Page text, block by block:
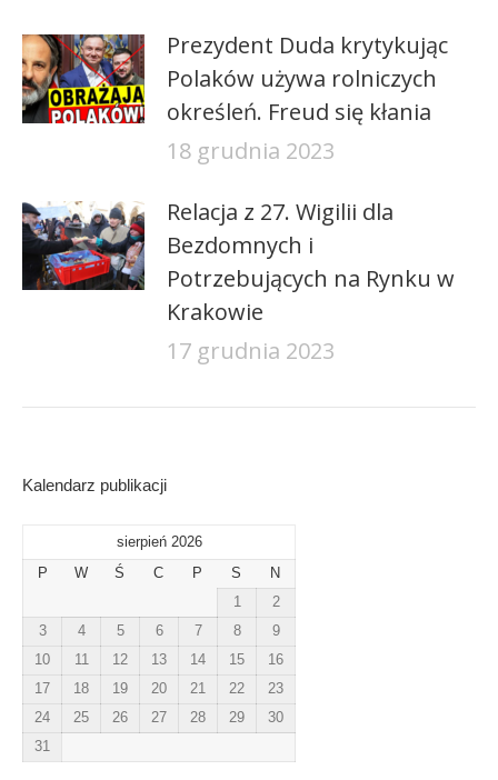
Prezydent Duda krytykując
Polaków używa rolniczych
określeń. Freud się kłania
18 grudnia 2023
Relacja z 27. Wigilii dla
Bezdomnych i
Potrzebujących na Rynku w
Krakowie
17 grudnia 2023
Kalendarz publikacji
sierpień 2026
P
W Ś C P S
N
1
2
3
4 5 6 7 8
9
10
11 12 13 14 15
16
17
18 19 20 21 22
23
24
25 26 27 28 29
30
31